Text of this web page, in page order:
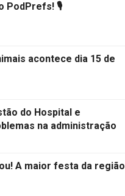
PodPrefs! 🎙️
acontece dia 15 de
do Hospital e
na administração
A maior festa da região